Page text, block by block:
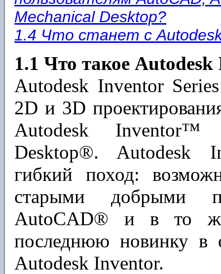
Mechanical Desktop?
1.4 Что станет с
1.1 Что такое
Autodesk Inventor
2D и 3D
Autodesk
Desktop®. Autodesk
гибкий поход:
старыми добрыми
AutoCAD® и в то
последнюю новинку в
Autodesk Inventor.